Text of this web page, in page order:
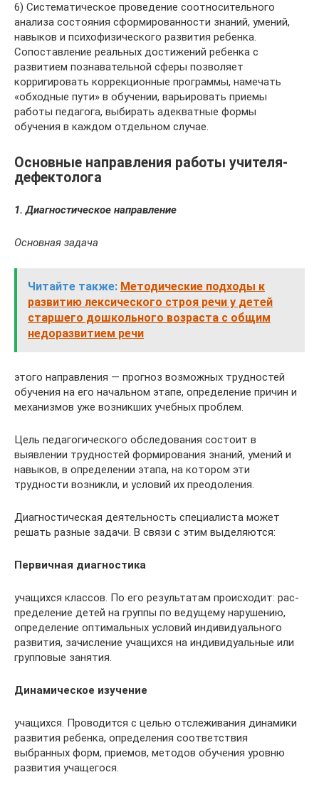
6) Систематическое проведение соотносительного
анализа состояния сформированности знаний, умений,
навыков и психофизического развития ребенка.
Сопоставление реальных достижений ребенка с
развитием познавательной сферы позволяет
корригировать коррекционные программы, намечать
«обходные пути» в обучении, варьировать приемы
работы педагога, выбирать адекватные формы
обучения в каждом отдельном случае.
Основные направления работы учителя-
дефектолога
1. Диагностическое направление
Основная задача
Читайте также: Методические подходы к
развитию лексического строя речи у детей
старшего дошкольного возраста с общим
недоразвитием речи
этого направле­ния — прогноз возможных трудно­стей
обучения на его начальном этапе, определение причин и
механиз­мов уже возникших учебных про­блем.
Цель педагогического обследова­ния состоит в
выявлении трудностей формирования знаний, умений и
на­выков, в определении этапа, на котором эти
трудности возникли, и усло­вий их преодоления.
Диагностическая деятельность специалиста может
решать разные задачи. В связи с этим выделяются:
Первичная диагностика
учащих­ся классов. По его результатам происходит: рас­
пределение детей на группы по веду­щему нарушению,
определение опти­мальных условий индивидуального
развития, зачисление учащихся на индивидуальные или
групповые за­нятия.
Динамическое изучение
учащих­ся. Проводится с целью отслежива­ния динамики
развития ребенка, оп­ределения соответствия
выбранных форм, приемов, методов обучения уровню
развития учащегося.